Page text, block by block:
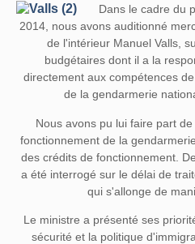
Dans le cadre du
2014, nous avons auditionné
de l'intérieur Manuel Valls,
budgétaires dont il a la
directement aux compétences
de la gendarmerie
Nous avons pu lui faire part
fonctionnement de la
des crédits de fonctionnement.
a été interrogé sur le délai de
qui s'allonge de
Le ministre a présenté ses
sécurité et la politique